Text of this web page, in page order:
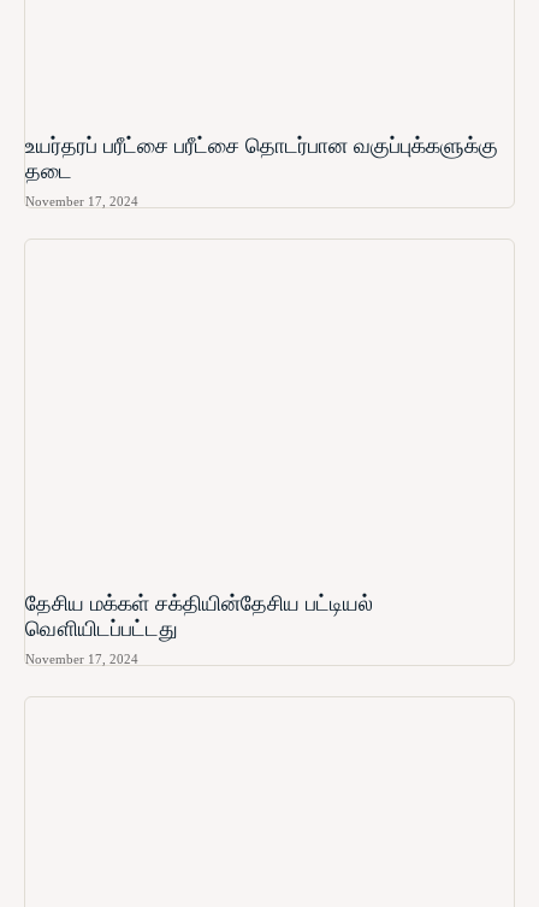
உயர்தரப் பரீட்சை பரீட்சை தொடர்பான வகுப்புக்களுக்கு
தடை
November 17, 2024
தேசிய மக்கள் சக்தியின்தேசிய பட்டியல்
வௌியிடப்பட்டது
November 17, 2024